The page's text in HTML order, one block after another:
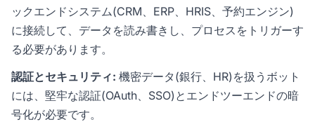
ックエンドシステム(CRM、ERP、HRIS、予約エンジン)
に接続して、データを読み書きし、プロセスをトリガーす
る必要があります。
認証とセキュリティ: 機密データ(銀行、HR)を扱うボット
には、堅牢な認証(OAuth、SSO)とエンドツーエンドの暗
号化が必要です。